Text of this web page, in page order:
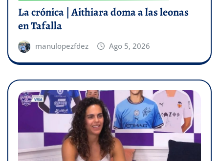
La crónica | Aithiara doma a las leonas
en Tafalla
manulopezfdez Ago 5, 2026